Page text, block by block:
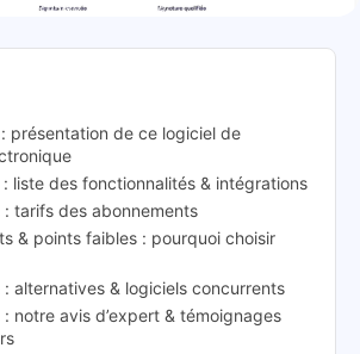
DocuSign: présentation
présentation de ce logiciel de
: liste des fonctionnalités & intégrations
: tarifs des abonnements
& points faibles : pourquoi choisir
: alternatives & logiciels concurrents
: notre avis d’expert & témoignages